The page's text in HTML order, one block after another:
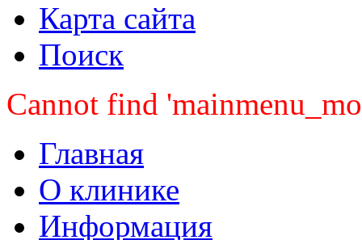
Карта сайта
Поиск
Cannot find
Главная
О клинике
Информация